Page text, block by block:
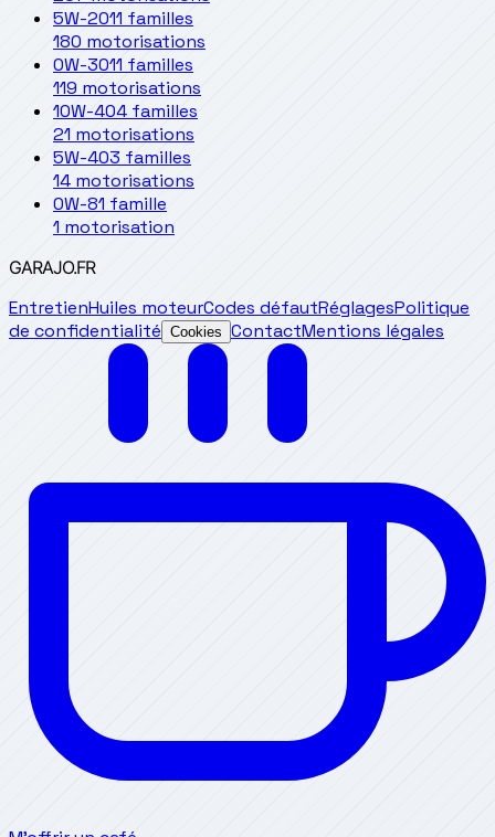
5W-2011 familles
180 motorisations
0W-3011 familles
119 motorisations
10W-404 familles
21 motorisations
5W-403 familles
14 motorisations
0W-81 famille
1 motorisation
GARAJO.FR
EntretienHuiles moteurCodes défautRéglagesPolitique
de confidentialité Cookies ContactMentions légales